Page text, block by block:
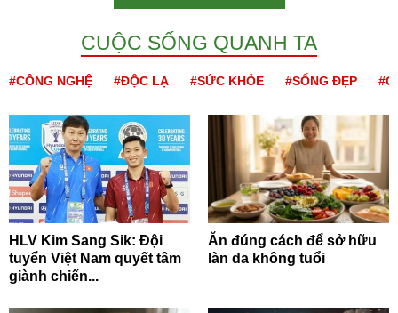
CUỘC SỐNG QUANH TA
#CÔNG NGHỆ #ĐỘC LẠ #SỨC KHỎE #SỐNG ĐẸP
HLV Kim Sang Sik: Đội
tuyển Việt Nam quyết tâm
giành chiến...
Ăn đúng cách để sở hữu
làn da không tuổi